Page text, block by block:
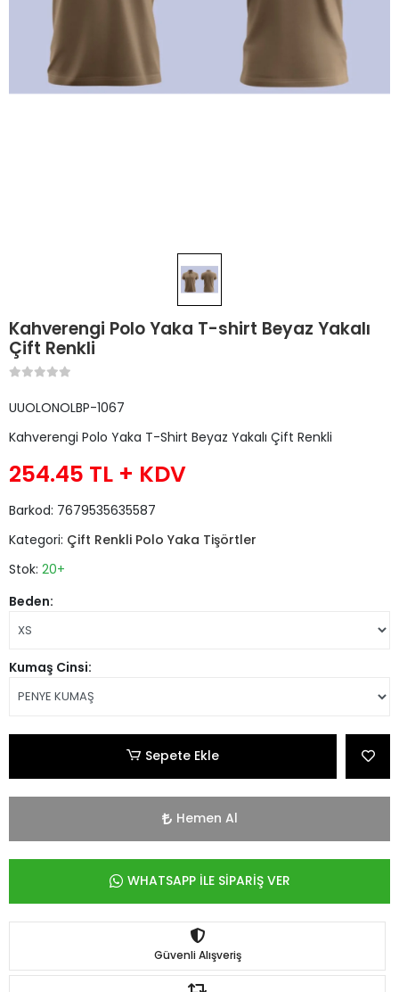
Kahverengi Polo Yaka T-shirt Beyaz Yakalı
Çift Renkli
UUOLONOLBP-1067
Kahverengi Polo Yaka T-Shirt Beyaz Yakalı Çift Renkli
254.45 TL + KDV
Barkod: 7679535635587
Kategori: Çift Renkli Polo Yaka Tişörtler
Stok: 20+
Beden:
Kumaş Cinsi:
Sepete Ekle
Hemen Al
WHATSAPP İLE SİPARİŞ VER
Güvenli Alışveriş